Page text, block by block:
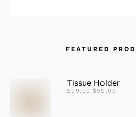
FEATURED
Tissue Holder
$99.00 $59.00